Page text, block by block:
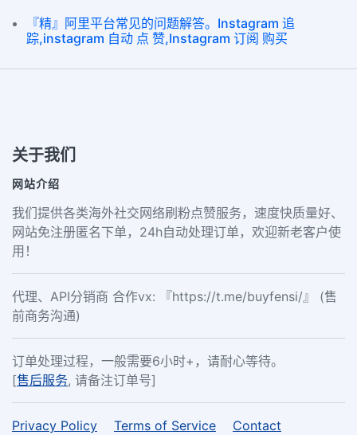
『精』阿里平台常见的问题解答。Instagram 追
踪,instagram 自动 点 赞,Instagram 订阅 购买
关于我们
网站介绍
我们提供各类海外社交网络刷粉点赞服务，速度快质量好、
网站免注册匿名下单，24h自动处理订单，欢迎新老客户使
用！
代理、API分销商 合作vx: 『https://t.me/buyfensi/』 (售
前商务沟通)
订单处理过程，一般需要6小时+，请耐心等待。
[售后服务, 请备注订单号]
Privacy Policy Terms of Service Contact